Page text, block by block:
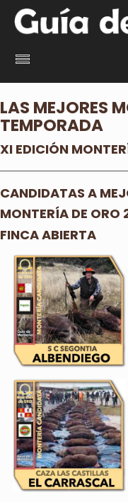
LAS MEJORES
TEMPORADA
XI EDICIÓN
CANDIDATAS A
MONTERÍA DE
FINCA ABIERTA